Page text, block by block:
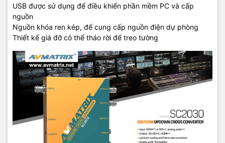
USB được sử dụng để điều khiển phần mềm PC và cấp
nguồn
Nguồn khóa ren kép, để cung cấp nguồn điện dự phòng
Thiết kế giá đỡ có thể tháo rời để treo tường